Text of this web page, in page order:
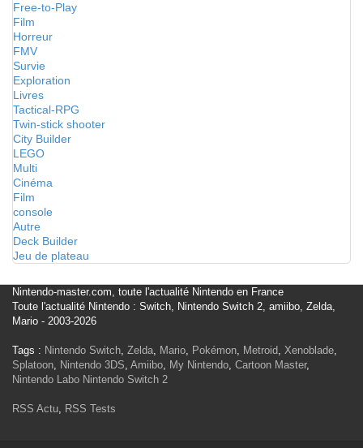
Free-to-Play
Film
Horreur
FMV
Survie
Exploration
Livres
Tactical-RPG
Twin-stick shooter
City Builder
LEGO
Multi
Cinéma
Film
console
Autre
Deck Builder
Jeu de plateau
Nintendo-master.com, toute l'actualité Nintendo en France
Toute l'actualité Nintendo : Switch, Nintendo Switch 2, amiibo, Zelda,
Mario - 2003-2026
Tags : Nintendo Switch, Zelda, Mario, Pokémon, Metroid, Xenoblade,
Splatoon, Nintendo 3DS, Amiibo, My Nintendo, Cartoon Master,
Nintendo Labo Nintendo Switch 2
RSS Actu, RSS Tests